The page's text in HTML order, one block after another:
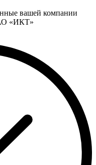
вашей компании
«ИКТ»